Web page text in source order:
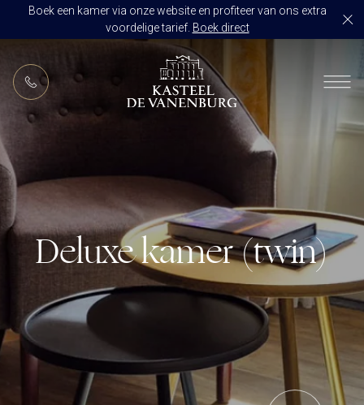
Boek een kamer via onze website en profiteer van ons extra
voordelige tarief. Boek direct
NL
CULINAIR GENIETEN ARRANGEMENT
KAMERS
ARRANGEMENTEN
ALLES OP ÉÉN LOCATIE
TROUWZALEN
VOORBEELDOFFERTE
TROUWLOCATIE ROUTE
ARRANGEMENTEN
ACTIVITEITEN
CONGRES OF CONFERENTIE
EVENEMENT
VERGADERING
VERGADEREN MET OVERNACHTING
FEEST
CONCERT
GROEPSDINER
UITVAART EN CONDOLEANCE
OVER KASTEEL DE VANENBURG
GESCHIEDENIS
ONS TEAM
Deluxe kamer (twin)